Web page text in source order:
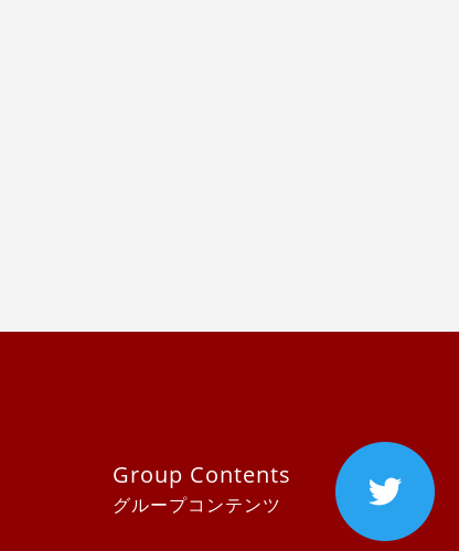
Group Contents
グループコンテンツ